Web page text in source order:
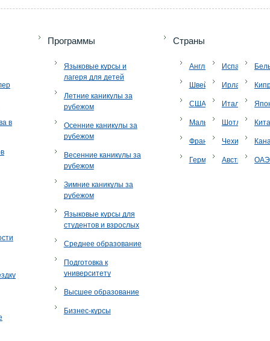
в
Программы
Языковые курсы и
лагеря для детей
Летние каникулы за
рубежом
Осенние каникулы за
рубежом
Весенние каникулы за
рубежом
Зимние каникулы за
рубежом
Языковые курсы для
студентов и взрослых
Среднее образование
Подготовка к
университету
Высшее образование
Бизнес-курсы
Страны
Англия
Швейцария
США
Мальта
Франция
Германия
Испания
Ирландия
Италия
Шотландия
Чехия
Австрия
Кипр
ОАЭ